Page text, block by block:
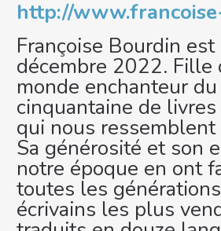
http://
Françoise Bourdin
décembre 2022. Fille
monde enchanteur
cinquantaine de
qui nous ressemblent
Sa générosité et son
notre époque en ont
toutes les
écrivains les plus